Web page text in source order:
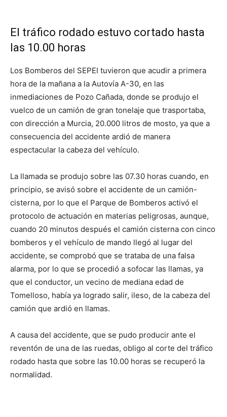
El tráfico rodado estuvo cortado hasta
las 10.00 horas
Los Bomberos del SEPEI tuvieron que acudir a primera
hora de la mañana a la Autovía A-30, en las
inmediaciones de Pozo Cañada, donde se produjo el
vuelco de un camión de gran tonelaje que trasportaba,
con dirección a Murcia, 20.000 litros de mosto, ya que a
consecuencia del accidente ardió de manera
espectacular la cabeza del vehículo.
La llamada se produjo sobre las 07.30 horas cuando, en
principio, se avisó sobre el accidente de un camión-
cisterna, por lo que el Parque de Bomberos activó el
protocolo de actuación en materias peligrosas, aunque,
cuando 20 minutos después el camión cisterna con cinco
bomberos y el vehículo de mando llegó al lugar del
accidente, se comprobó que se trataba de una falsa
alarma, por lo que se procedió a sofocar las llamas, ya
que el conductor, un vecino de mediana edad de
Tomelloso, había ya logrado salir, ileso, de la cabeza del
camión que ardió en llamas.
A causa del accidente, que se pudo producir ante el
reventón de una de las ruedas, obligo al corte del tráfico
rodado hasta que sobre las 10.00 horas se recuperó la
normalidad.